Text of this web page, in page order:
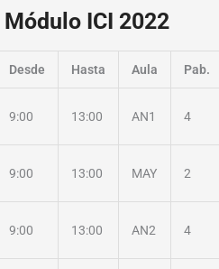
Módulo ICI 2022
Desde Hasta Aula Pab.
9:00 13:00 AN1 4
9:00 13:00 MAY 2
9:00 13:00 AN2 4